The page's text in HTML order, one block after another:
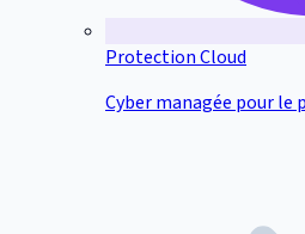
Protection Cloud
Cyber managée pour le